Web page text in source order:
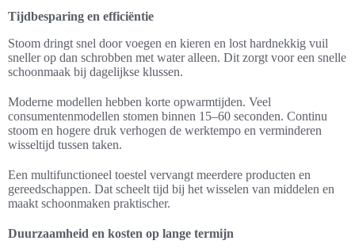
Tijdbesparing en efficiëntie
Stoom dringt snel door voegen en kieren en lost hardnekkig vuil
sneller op dan schrobben met water alleen. Dit zorgt voor een snelle
schoonmaak bij dagelijkse klussen.
Moderne modellen hebben korte opwarmtijden. Veel
consumentenmodellen stomen binnen 15–60 seconden. Continu
stoom en hogere druk verhogen de werktempo en verminderen
wisseltijd tussen taken.
Een multifunctioneel toestel vervangt meerdere producten en
gereedschappen. Dat scheelt tijd bij het wisselen van middelen en
maakt schoonmaken praktischer.
Duurzaamheid en kosten op lange termijn